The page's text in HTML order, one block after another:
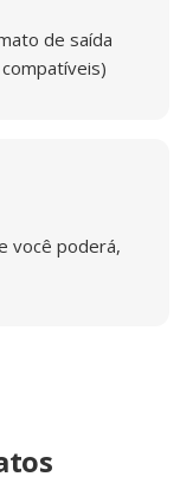
de saída
você poderá,